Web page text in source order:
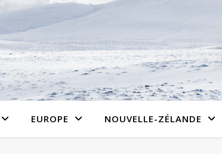
EUROPE NOUVELLE-ZÉLANDE